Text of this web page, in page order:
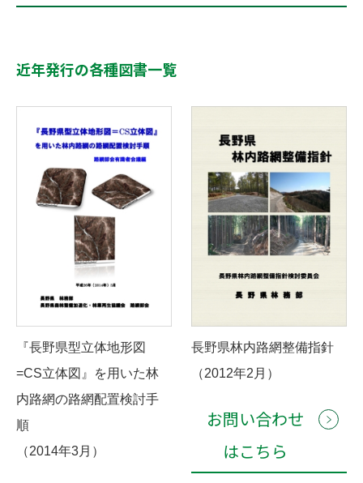
近年発行の各種図書一覧
『長野県型立体地形図
=CS立体図』を用いた林
内路網の路網配置検討手
順
（2014年3月）
長野県林内路網整備指針
（2012年2月）
お問い合わせ
はこちら